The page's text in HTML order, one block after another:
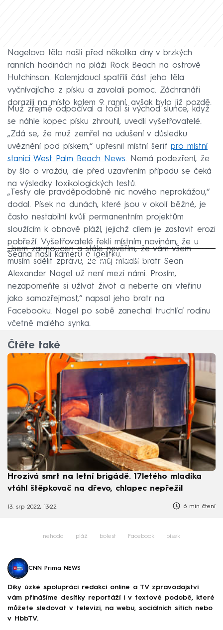
Nagelovo tělo našli před několika dny v brzkých
ranních hodinách na pláži Rock Beach na ostrově
Hutchinson. Kolemjdoucí spatřili část jeho těla
vyčnívajícího z písku a zavolali pomoc. Záchranáři
dorazili na místo kolem 9. ranní, avšak bylo již pozdě.
Muž zřejmě odpočíval a točil si východ slunce, když
se náhle kopec písku zhroutil, uvedli vyšetřovatelé.
„Zdá se, že muž zemřel na udušení v důsledku
uvěznění pod pískem,“ upřesnil místní šerif pro místní
stanici West Palm Beach News. Nemá podezření, že
by šlo o vraždu, ale před uzavřením případu se čeká
na výsledky toxikologických testů.
„Testy ale pravděpodobně nic nového neprokážou,“
dodal. Písek na dunách, které jsou v okolí běžné, je
často nestabilní kvůli permanentním projektům
sloužícím k obnově pláží, jejichž cílem je zastavit erozi
pobřeží. Vyšetřovatelé řekli místním novinám, že u
Seana našli kameru a igelitku.
Failed to fetch
„Jsem zarmoucen a stále nevěřím, že vám všem
musím sdělit zprávu, že můj mladší bratr Sean
Alexander Nagel už není mezi námi. Prosím,
nezapomeňte si užívat život a neberte ani vteřinu
jako samozřejmost,“ napsal jeho bratr na
Facebooku. Nagel po sobě zanechal truchlící rodinu
včetně malého synka.
Čtěte také
Hrozivá smrt na letní brigádě. 17letého mladíka
vtáhl štěpkovač na dřevo, chlapec nepřežil
13. srp 2022, 13:22 6 min čtení
nehoda pláž bolest Facebook písek
CNN Prima NEWS
Díky úzké spolupráci redakcí online a TV zpravodajství
vám přinášíme desítky reportáží i v textové podobě, které
můžete sledovat v televizi, na webu, sociálních sítích nebo
v HbbTV.